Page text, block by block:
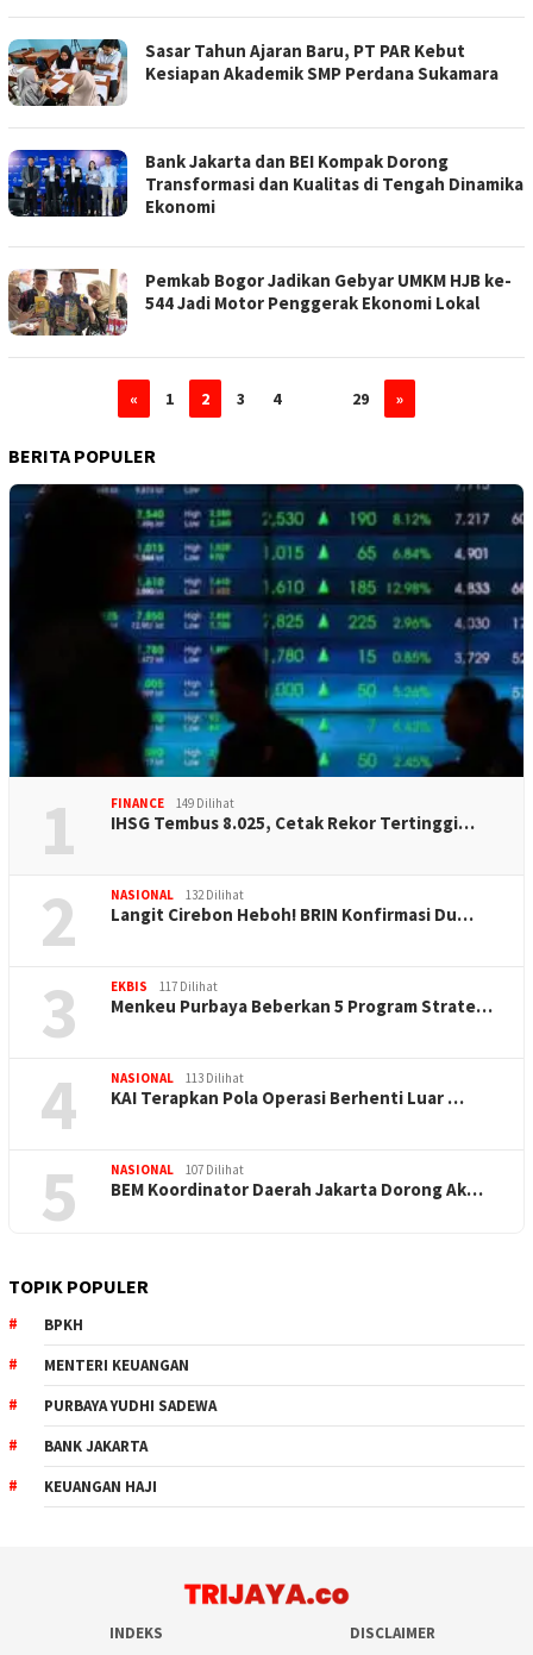
Sasar Tahun Ajaran Baru, PT PAR Kebut
Kesiapan Akademik SMP Perdana Sukamara
Bank Jakarta dan BEI Kompak Dorong
Transformasi dan Kualitas di Tengah Dinamika
Ekonomi
Pemkab Bogor Jadikan Gebyar UMKM HJB ke-
544 Jadi Motor Penggerak Ekonomi Lokal
« 1 2 3 4 29 »
BERITA POPULER
1 FINANCE 149 Dilihat
IHSG Tembus 8.025, Cetak Rekor Tertinggi…
2 NASIONAL 132 Dilihat
Langit Cirebon Heboh! BRIN Konfirmasi Du…
3 EKBIS 117 Dilihat
Menkeu Purbaya Beberkan 5 Program Strate…
4 NASIONAL 113 Dilihat
KAI Terapkan Pola Operasi Berhenti Luar …
5 NASIONAL 107 Dilihat
BEM Koordinator Daerah Jakarta Dorong Ak…
TOPIK POPULER
BPKH
MENTERI KEUANGAN
PURBAYA YUDHI SADEWA
BANK JAKARTA
KEUANGAN HAJI
INDEKS DISCLAIMER